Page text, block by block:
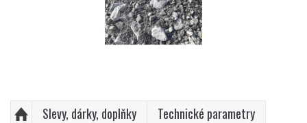
Slevy, dárky, doplňky
Technické parametry